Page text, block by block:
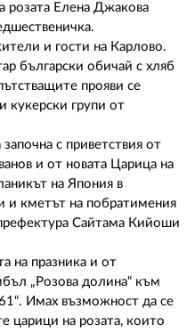
розата Елена Джакова
и гости на Карлово.
български обичай с хляб
прояви се
кукерски групи от
с приветствия от
и от новата Царица на
на Япония в
и кметът на побратимения
Сайтама Кийоши
на празника и от
„Розова долина“ към
Имах възможност да се
царици на розата, които